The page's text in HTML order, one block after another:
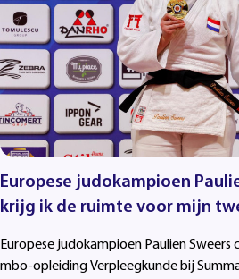
Europese judokampioen
krijg ik de ruimte voor mijn
Europese judokampioen Paulien Sweers
mbo-opleiding Verpleegkunde bij